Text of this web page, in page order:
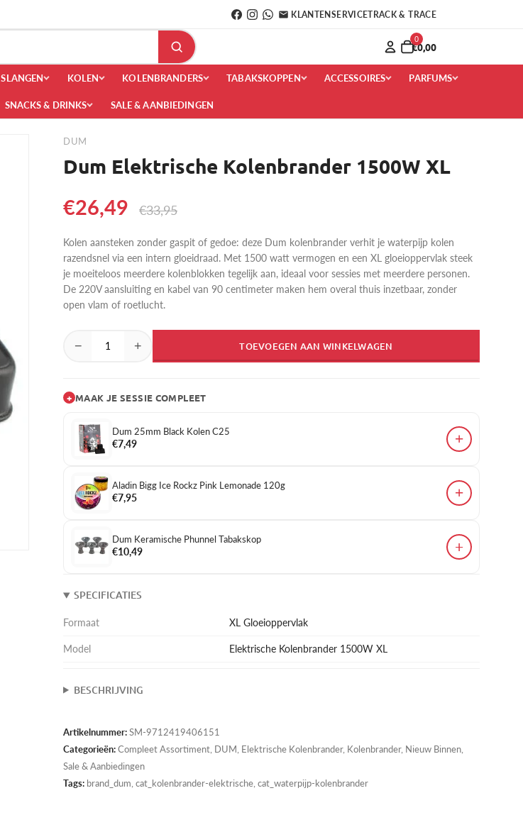
KLANTENSERVICETRACK & TRACE
0
€0,00
SLANGEN KOLEN KOLENBRANDERS TABAKSKOPPEN ACCESSOIRES PARFUMS
SNACKS & DRINKS SALE & AANBIEDINGEN
DUM
Dum Elektrische Kolenbrander 1500W XL
€26,49 €33,95
Kolen aansteken zonder gaspit of gedoe: deze Dum kolenbrander verhit je waterpijp kolen
razendsnel via een intern gloeidraad. Met 1500 watt vermogen en een XL gloeioppervlak steek
je moeiteloos meerdere kolenblokken tegelijk aan, ideaal voor sessies met meerdere personen.
De 220V aansluiting en kabel van 90 centimeter maken hem overal thuis inzetbaar, zonder
open vlam of roetlucht.
− + TOEVOEGEN AAN WINKELWAGEN
+ MAAK JE SESSIE COMPLEET
Dum 25mm Black Kolen C25
€7,49
+
Aladin Bigg Ice Rockz Pink Lemonade 120g
€7,95
+
Dum Keramische Phunnel Tabakskop
€10,49
+
SPECIFICATIES
Formaat XL Gloeioppervlak
Model Elektrische Kolenbrander 1500W XL
BESCHRIJVING
Artikelnummer:SM-9712419406151
Categorieën:Compleet Assortiment, DUM, Elektrische Kolenbrander, Kolenbrander, Nieuw Binnen,
Sale & Aanbiedingen
Tags: brand_dum, cat_kolenbrander-elektrische, cat_waterpijp-kolenbrander